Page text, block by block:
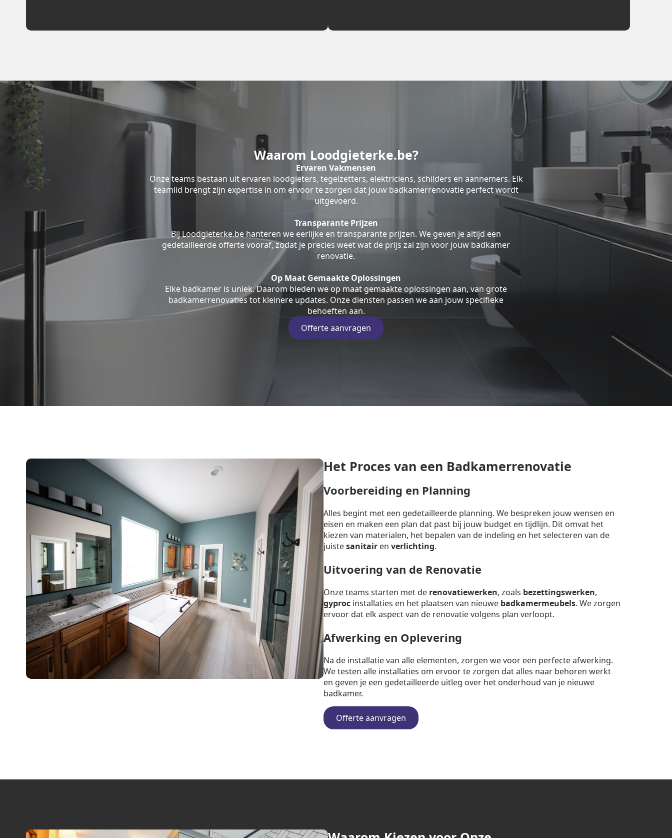
Waarom Loodgieterke.be?
Ervaren Vakmensen
Onze teams bestaan uit ervaren loodgieters, tegelzetters, elektriciens, schilders en aannemers. Elk
teamlid brengt zijn expertise in om ervoor te zorgen dat jouw badkamerrenovatie perfect wordt
uitgevoerd.
Transparante Prijzen
Bij Loodgieterke.be hanteren we eerlijke en transparante prijzen. We geven je altijd een
gedetailleerde offerte vooraf, zodat je precies weet wat de prijs zal zijn voor jouw badkamer
renovatie.
Op Maat Gemaakte Oplossingen
Elke badkamer is uniek. Daarom bieden we op maat gemaakte oplossingen aan, van grote
badkamerrenovaties tot kleinere updates. Onze diensten passen we aan jouw specifieke
behoeften aan.
Offerte aanvragen
Het Proces van een Badkamerrenovatie
Voorbereiding en Planning
Alles begint met een gedetailleerde planning. We bespreken jouw wensen en
eisen en maken een plan dat past bij jouw budget en tijdlijn. Dit omvat het
kiezen van materialen, het bepalen van de indeling en het selecteren van de
juistesanitair en verlichting.
Uitvoering van de Renovatie
Onze teams starten met de renovatiewerken, zoals bezettingswerken,
gyproc installaties en het plaatsen van nieuwe badkamermeubels. We zorgen
ervoor dat elk aspect van de renovatie volgens plan verloopt.
Afwerking en Oplevering
Na de installatie van alle elementen, zorgen we voor een perfecte afwerking.
We testen alle installaties om ervoor te zorgen dat alles naar behoren werkt
en geven je een gedetailleerde uitleg over het onderhoud van je nieuwe
badkamer.
Offerte aanvragen